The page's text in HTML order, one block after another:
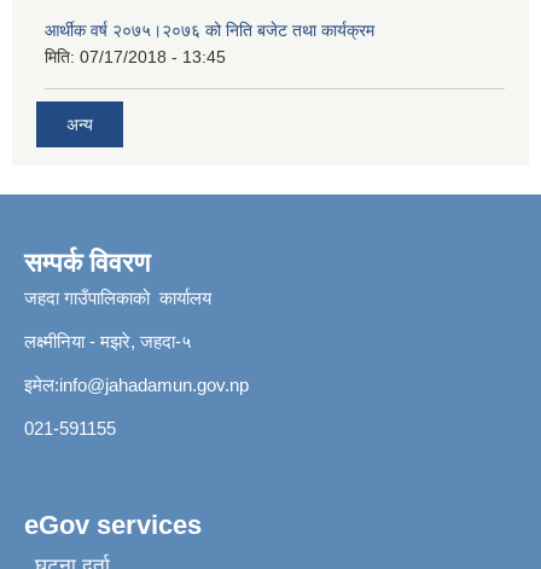
आर्थीक वर्ष २०७५।२०७६ को निति बजेट तथा कार्यक्रम
मिति: 07/17/2018 - 13:45
अन्य
सम्पर्क विवरण
जहदा गाउँपालिकाको कार्यालय
लक्ष्मीनिया - मझरे, जहदा-५
इमेल:info@jahadamun.gov.np
021-591155
eGov services